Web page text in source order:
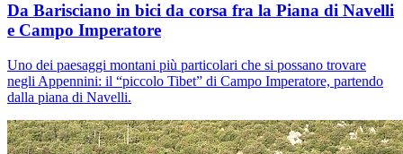
Da Barisciano in bici da corsa fra la Piana di Navelli
e Campo Imperatore
Uno dei paesaggi montani più particolari che si possano trovare
negli Appennini: il “piccolo Tibet” di Campo Imperatore, partendo
dalla piana di Navelli.